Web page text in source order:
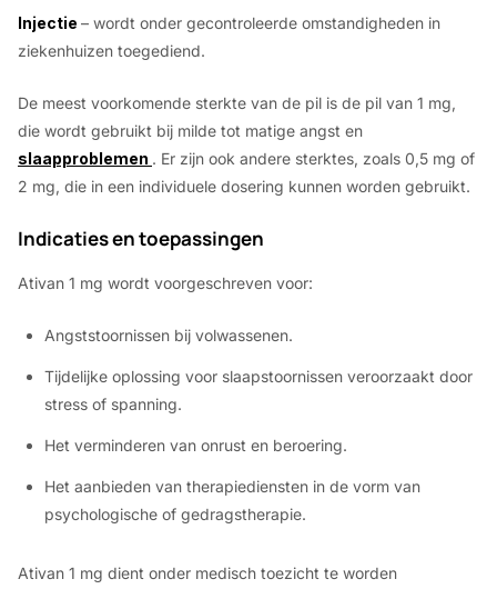
Injectie – wordt onder gecontroleerde omstandigheden in
ziekenhuizen toegediend.
De meest voorkomende sterkte van de pil is de pil van 1 mg,
die wordt gebruikt bij milde tot matige angst en
slaapproblemen . Er zijn ook andere sterktes, zoals 0,5 mg of
2 mg, die in een individuele dosering kunnen worden gebruikt.
Indicaties en toepassingen
Ativan 1 mg wordt voorgeschreven voor:
Angststoornissen bij volwassenen.
Tijdelijke oplossing voor slaapstoornissen veroorzaakt door
stress of spanning.
Het verminderen van onrust en beroering.
Het aanbieden van therapiediensten in de vorm van
psychologische of gedragstherapie.
Ativan 1 mg dient onder medisch toezicht te worden